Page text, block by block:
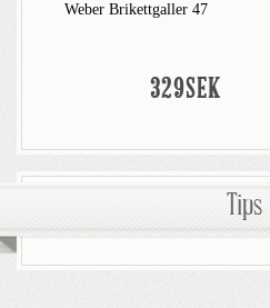
Weber Brikettgaller 47
329SEK
Tips